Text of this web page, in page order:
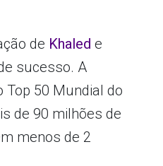
de Khaled e
sucesso. A
Top 50 Mundial do
de 90 milhões de
menos de 2